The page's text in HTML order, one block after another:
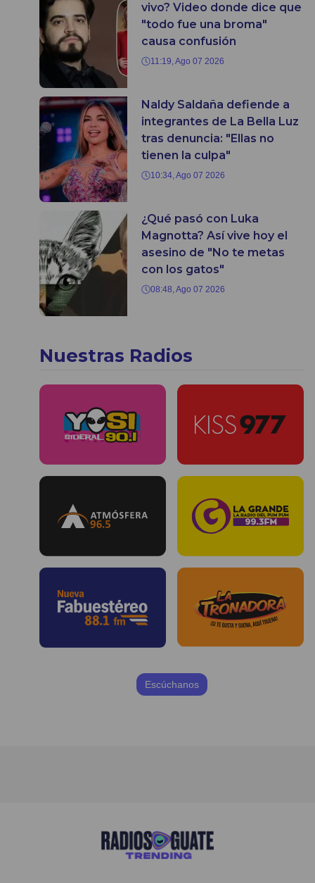
vivo? Video donde dice que
"todo fue una broma"
causa confusión
11:19, Ago 07 2026
Naldy Saldaña defiende a
integrantes de La Bella Luz
tras denuncia: "Ellas no
tienen la culpa"
10:34, Ago 07 2026
¿Qué pasó con Luka
Magnotta? Así vive hoy el
asesino de "No te metas
con los gatos"
08:48, Ago 07 2026
Nuestras Radios
Escúchanos